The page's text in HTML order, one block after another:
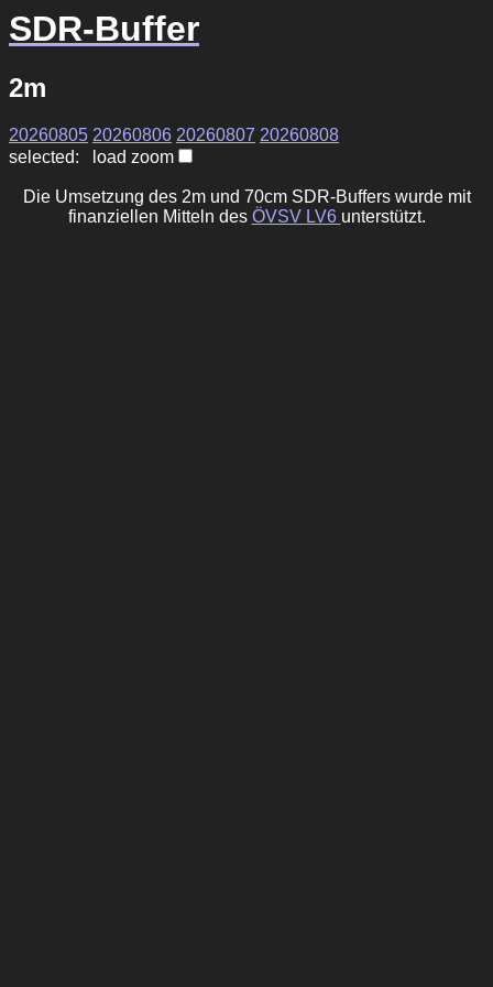
SDR-Buffer
2m
20260805 20260806 20260807 20260808
selected: load zoom
Die Umsetzung des 2m und 70cm SDR-Buffers wurde mit
finanziellen Mitteln des ÖVSV LV6 unterstützt.